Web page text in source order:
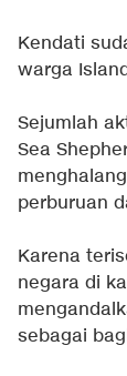
Kendati
warga
Sejumlah
Sea
perburuan
Karena
negara di
sebagai